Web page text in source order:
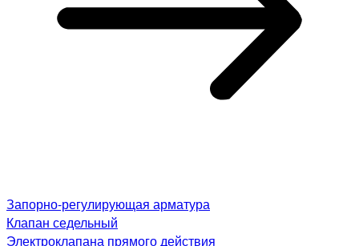
Запорно-регулирующая арматура
Клапан седельный
Электроклапана прямого действия